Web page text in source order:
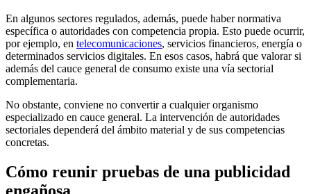
En algunos sectores regulados, además, puede haber normativa
específica o autoridades con competencia propia. Esto puede ocurrir,
por ejemplo, en telecomunicaciones, servicios financieros, energía o
determinados servicios digitales. En esos casos, habrá que valorar si
además del cauce general de consumo existe una vía sectorial
complementaria.
No obstante, conviene no convertir a cualquier organismo
especializado en cauce general. La intervención de autoridades
sectoriales dependerá del ámbito material y de sus competencias
concretas.
Cómo reunir pruebas de una publicidad